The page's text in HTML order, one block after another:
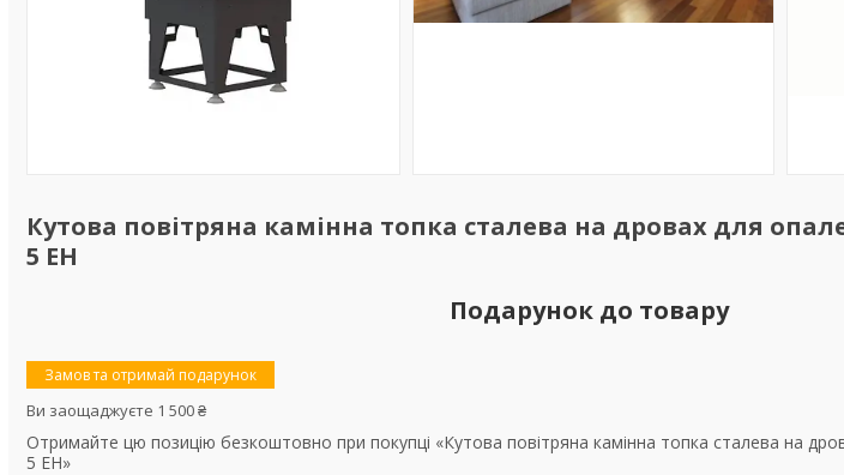
Кутова повітряна камінна топка сталева на дровах для
5 EH
Подарунок до товару
Замов та отримай подарунок
Ви заощаджуєте 1 500 ₴
Отримайте цю позицію безкоштовно при покупці «Кутова повітряна камінна топка сталева на
5 EH»